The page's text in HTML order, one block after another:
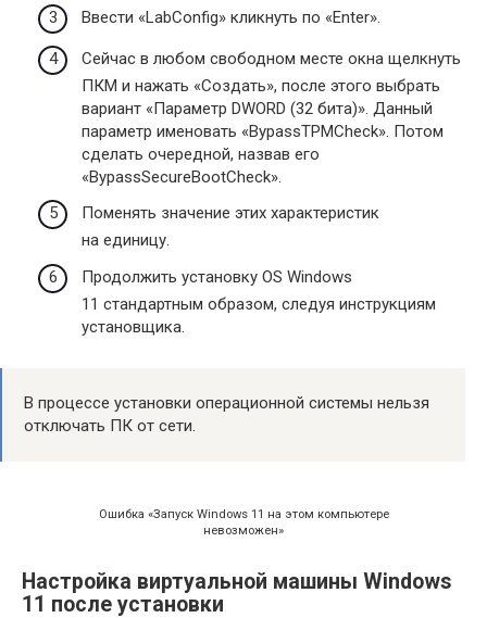
Ввести «LabConfig» кликнуть по «Enter».
Сейчас в любом свободном месте окна щелкнуть
ПКМ и нажать «Создать», после этого выбрать
вариант «Параметр DWORD (32 бита)». Данный
параметр именовать «BypassTPMCheck». Потом
сделать очередной, назвав его
«BypassSecureBootCheck».
Поменять значение этих характеристик
на единицу.
Продолжить установку OS Windows
11 стандартным образом, следуя инструкциям
установщика.
В процессе установки операционной системы нельзя
отключать ПК от сети.
Ошибка «Запуск Windows 11 на этом компьютере
невозможен»
Настройка виртуальной машины Windows
11 после установки